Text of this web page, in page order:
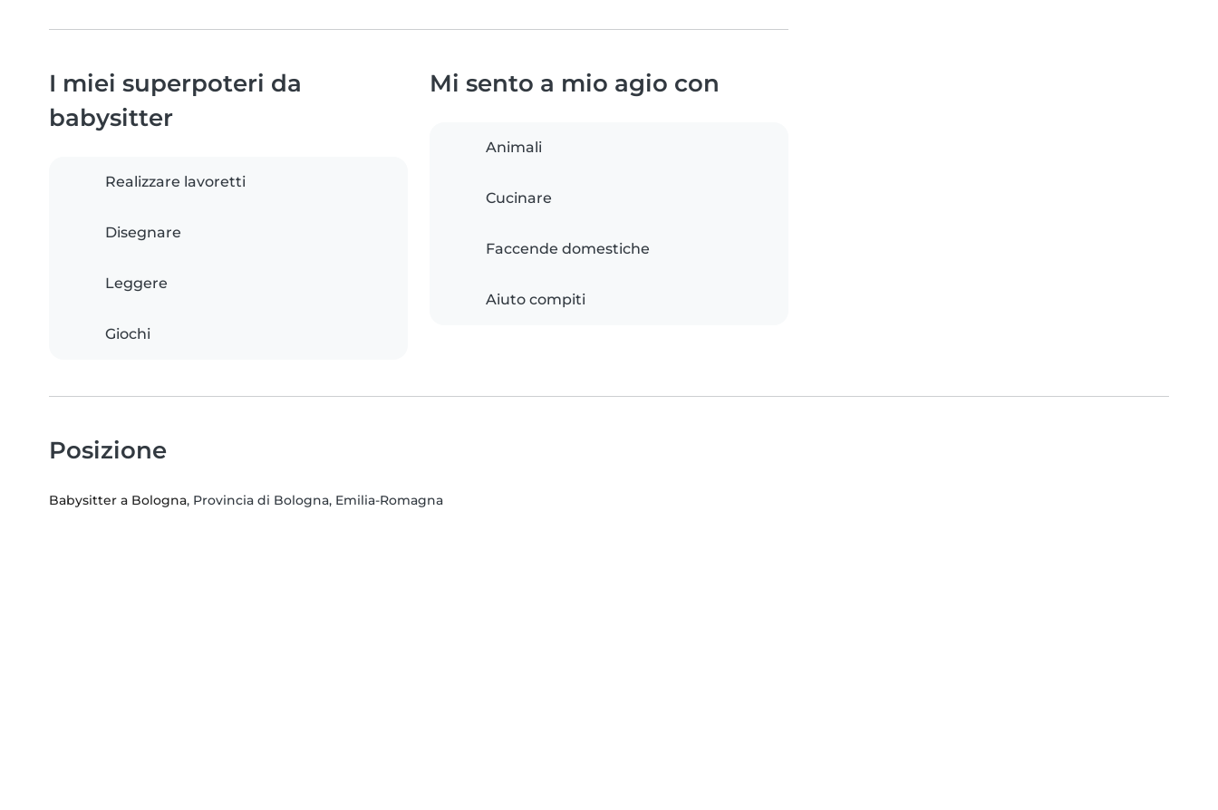
I miei superpoteri da
babysitter
Realizzare lavoretti
Disegnare
Leggere
Giochi
Mi sento a mio agio con
Animali
Cucinare
Faccende domestiche
Aiuto compiti
Posizione
Babysitter a Bologna, Provincia di Bologna, Emilia-Romagna